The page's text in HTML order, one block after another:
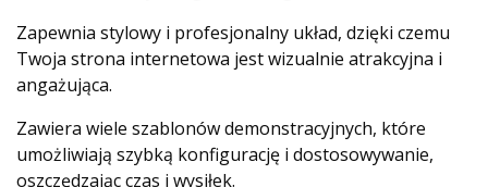
Zapewnia stylowy i profesjonalny układ, dzięki czemu
Twoja strona internetowa jest wizualnie atrakcyjna i
angażująca.
Zawiera wiele szablonów demonstracyjnych, które
umożliwiają szybką konfigurację i dostosowywanie,
oszczędzając czas i wysiłek.